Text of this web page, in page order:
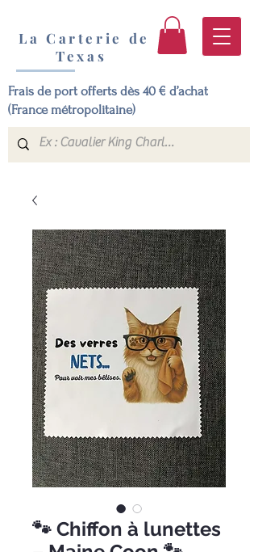
La Carterie de
Texas
Frais de port offerts dès 40 € d’achat
(France métropolitaine)
🐾 Chiffon à lunettes